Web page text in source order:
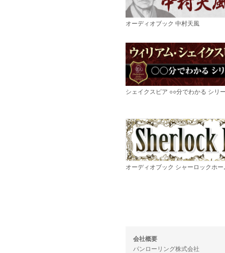
オーディオブック 中村天風
シェイクスピア ○○分でわかる シリ
オーディオブック シャーロックホー
会社概要
パンローリング株式会社